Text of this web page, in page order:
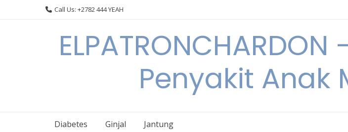
Call Us: +2782 444 YEAH
Penyakit Anak
Diabetes Ginjal Jantung